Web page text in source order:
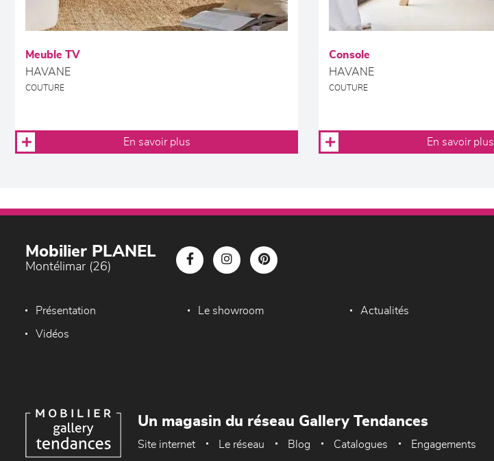
Meuble TV
HAVANE
COUTURE
En savoir plus
Console
HAVANE
COUTURE
En savoir plus
Mobilier PLANEL
Montélimar (26)
Présentation Le showroom Actualités
Vidéos
Un magasin du réseau Gallery Tendances
Site internet Le réseau Blog Catalogues Engagements